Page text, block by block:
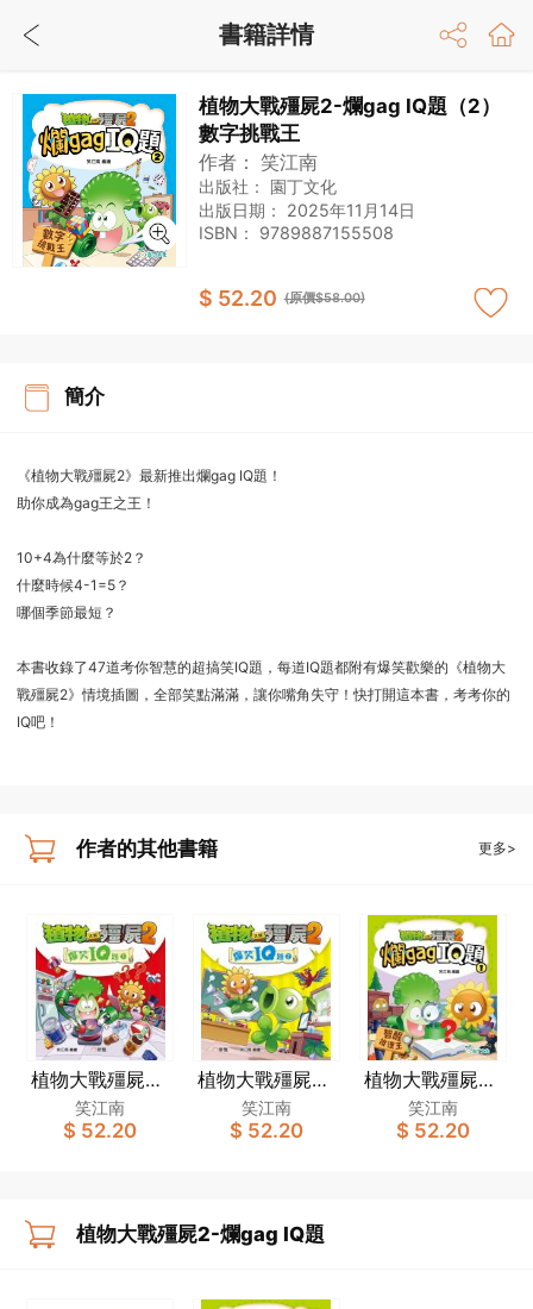
植物大戰殭屍2-爛gag IQ題（2）
數字挑戰王
作者： 笑江南
出版社： 園丁文化
出版日期： 2025年11月14日
ISBN： 9789887155508
$ 52.20 (原價$58.00)
簡介
《植物大戰殭屍2》最新推出爛gag IQ題！
助你成為gag王之王！
10+4為什麼等於2？
什麼時候4-1=5？
哪個季節最短？
本書收錄了47道考你智慧的超搞笑IQ題，每道IQ題都附有爆笑歡樂的《植物大
戰殭屍2》情境插圖，全部笑點滿滿，讓你嘴角失守！快打開這本書，考考你的
IQ吧！
作者的其他書籍 更多>
植物大戰殭屍2-
爆笑IQ題（1）
笑江南
$ 52.20
植物大戰殭屍2-
爆笑IQ題（2）
笑江南
$ 52.20
植物大戰殭屍2-
爛gag IQ題
（1）智醒推理
笑江南
$ 52.20
植物大戰殭屍2-爛gag IQ題
書籍詳情